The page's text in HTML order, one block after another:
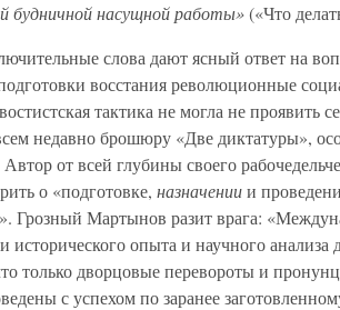
будничной насущной работы»(«Что
слова дают ясный ответ на
восстания революционные
тактика не могла не проявить
недавно брошюру «Две диктатуры»,
от всей глубины своего
о «подготовке, назначениии
Грозный Мартынов разит врага:
исторического опыта и научного
только дворцовые перевороты и
с успехом по заранее